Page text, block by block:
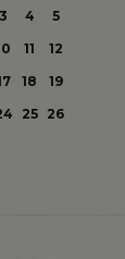
3 4
5
11
12
18
19
25
26